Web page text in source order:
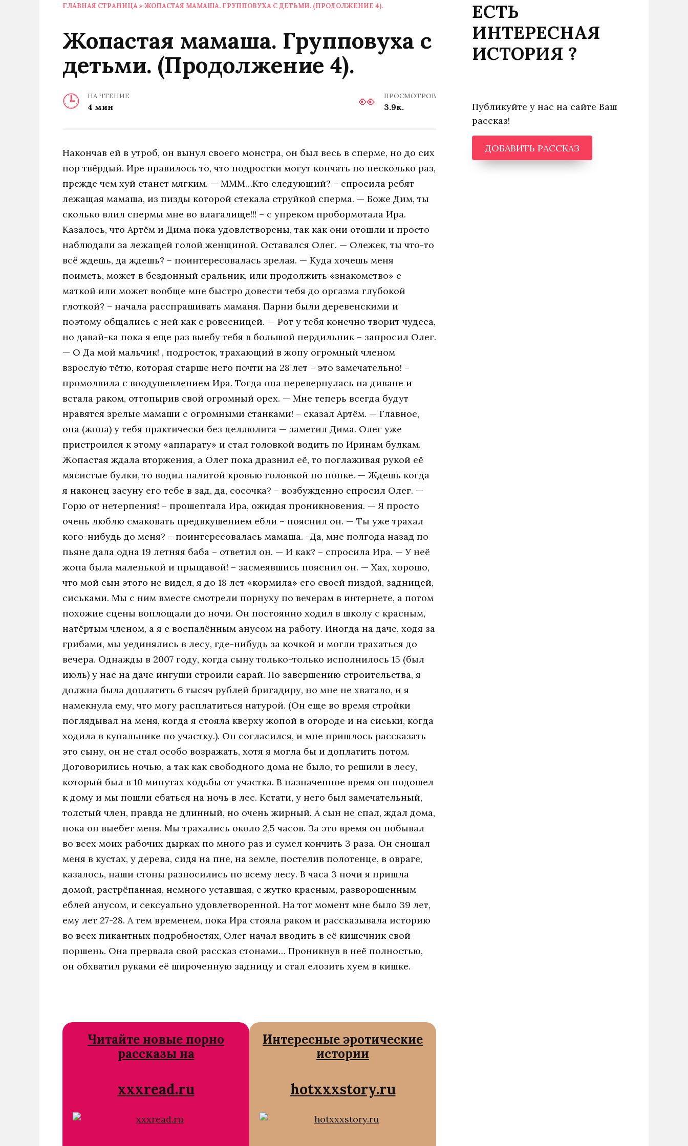
ГЛАВНАЯ СТРАНИЦА » ЖОПАСТАЯ МАМАША. ГРУППОВУХА С ДЕТЬМИ. (ПРОДОЛЖЕНИЕ 4).
Жопастая мамаша. Групповуха с
детьми. (Продолжение 4).
НА ЧТЕНИЕ
4 мин
ПРОСМОТРОВ
3.9к.
Накончав ей в утроб, он вынул своего монстра, он был весь в сперме, но до сих
пор твёрдый. Ире нравилось то, что подростки могут кончать по несколько раз,
прежде чем хуй станет мягким. — МММ…Кто следующий? – спросила ребят
лежащая мамаша, из пизды которой стекала струйкой сперма. — Боже Дим, ты
сколько влил спермы мне во влагалище!!! – с упреком пробормотала Ира.
Казалось, что Артём и Дима пока удовлетворены, так как они отошли и просто
наблюдали за лежащей голой женщиной. Оставался Олег. — Олежек, ты что-то
всё ждешь, да ждешь? – поинтересовалась зрелая. — Куда хочешь меня
поиметь, может в бездонный сральник, или продолжить «знакомство» с
маткой или может вообще мне быстро довести тебя до оргазма глубокой
глоткой? – начала расспрашивать маманя. Парни были деревенскими и
поэтому общались с ней как с ровесницей. — Рот у тебя конечно творит чудеса,
но давай-ка пока я еще раз выебу тебя в большой пердильник – запросил Олег.
— О Да мой мальчик! , подросток, трахающий в жопу огромный членом
взрослую тётю, которая старше него почти на 28 лет – это замечательно! –
промолвила с воодушевлением Ира. Тогда она перевернулась на диване и
встала раком, оттопырив свой огромный орех. — Мне теперь всегда будут
нравятся зрелые мамаши с огромными станками! – сказал Артём. — Главное,
она (жопа) у тебя практически без целлюлита — заметил Дима. Олег уже
пристроился к этому «аппарату» и стал головкой водить по Иринам булкам.
Жопастая ждала вторжения, а Олег пока дразнил её, то поглаживая рукой её
мясистые булки, то водил налитой кровью головкой по попке. — Ждешь когда
я наконец засуну его тебе в зад, да, сосочка? – возбужденно спросил Олег. —
Горю от нетерпения! – прошептала Ира, ожидая проникновения. — Я просто
очень люблю смаковать предвкушением ебли – пояснил он. — Ты уже трахал
кого-нибудь до меня? – поинтересовалась мамаша. -Да, мне полгода назад по
пьяне дала одна 19 летняя баба – ответил он. — И как? – спросила Ира. — У неё
жопа была маленькой и прыщавой! – засмеявшись пояснил он. — Хах, хорошо,
что мой сын этого не видел, я до 18 лет «кормила» его своей пиздой, задницей,
сиськами. Мы с ним вместе смотрели порнуху по вечерам в интернете, а потом
похожие сцены воплощали до ночи. Он постоянно ходил в школу с красным,
натёртым членом, а я с воспалённым анусом на работу. Иногда на даче, ходя за
грибами, мы уединялись в лесу, где-нибудь за кочкой и могли трахаться до
вечера. Однажды в 2007 году, когда сыну только-только исполнилось 15 (был
июль) у нас на даче ингуши строили сарай. По завершению строительства, я
должна была доплатить 6 тысяч рублей бригадиру, но мне не хватало, и я
намекнула ему, что могу расплатиться натурой. (Он еще во время стройки
поглядывал на меня, когда я стояла кверху жопой в огороде и на сиськи, когда
ходила в купальнике по участку.). Он согласился, и мне пришлось рассказать
это сыну, он не стал особо возражать, хотя я могла бы и доплатить потом.
Договорились ночью, а так как свободного дома не было, то решили в лесу,
который был в 10 минутах ходьбы от участка. В назначенное время он подошел
к дому и мы пошли ебаться на ночь в лес. Кстати, у него был замечательный,
толстый член, правда не длинный, но очень жирный. А сын не спал, ждал дома,
пока он выебет меня. Мы трахались около 2,5 часов. За это время он побывал
во всех моих рабочих дырках по много раз и сумел кончить 3 раза. Он сношал
меня в кустах, у дерева, сидя на пне, на земле, постелив полотенце, в овраге,
казалось, наши стоны разносились по всему лесу. В часа 3 ночи я пришла
домой, растрёпанная, немного уставшая, с жутко красным, разворошенным
еблей анусом, и сексуально удовлетворенной. На тот момент мне было 39 лет,
ему лет 27-28. А тем временем, пока Ира стояла раком и рассказывала историю
во всех пикантных подробностях, Олег начал вводить в её кишечник свой
поршень. Она прервала свой рассказ стонами… Проникнув в неё полностью,
он обхватил руками её широченную задницу и стал елозить хуем в кишке.
Читайте новые порно
рассказы на
xxxread.ru
Интересные эротические
истории
hotxxxstory.ru
ЕСТЬ
ИНТЕРЕСНАЯ
ИСТОРИЯ ?
Публикуйте у нас на сайте Ваш
рассказ!
ДОБАВИТЬ РАССКАЗ